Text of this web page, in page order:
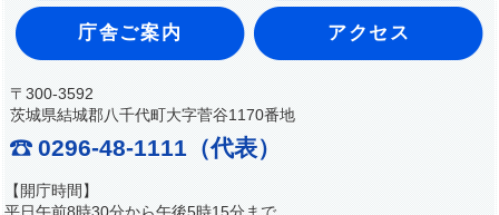
庁舎ご案内 アクセス
〒300-3592
茨城県結城郡八千代町大字菅谷1170番地
0296-48-1111（代表）
【開庁時間】
平日午前8時30分から午後5時15分まで